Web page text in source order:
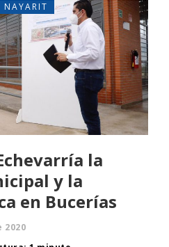
NAYARIT
la
y la
en Bucerías
2020